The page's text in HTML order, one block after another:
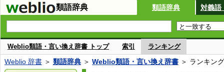
類語辞典 類語辞典 対義語
Weblio類語・言い換え辞書 トップ 索引 ランキング
Weblio 辞書 ＞ 類語辞典 ＞ Weblio類語・言い換え辞書 ＞ ランキング